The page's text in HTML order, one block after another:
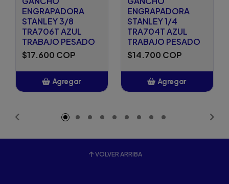
ENGRAPADORA
STANLEY 3/8
TRA706T AZUL
TRABAJO PESADO
$17.600 COP
Agregar
ENGRAPADORA
STANLEY 1/4
TRA704T AZUL
TRABAJO PESADO
$14.700 COP
Agregar
VOLVER ARRIBA